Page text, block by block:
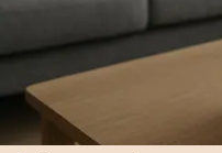
El Cronista Studio
Mediakit
abre en nueva pestaña